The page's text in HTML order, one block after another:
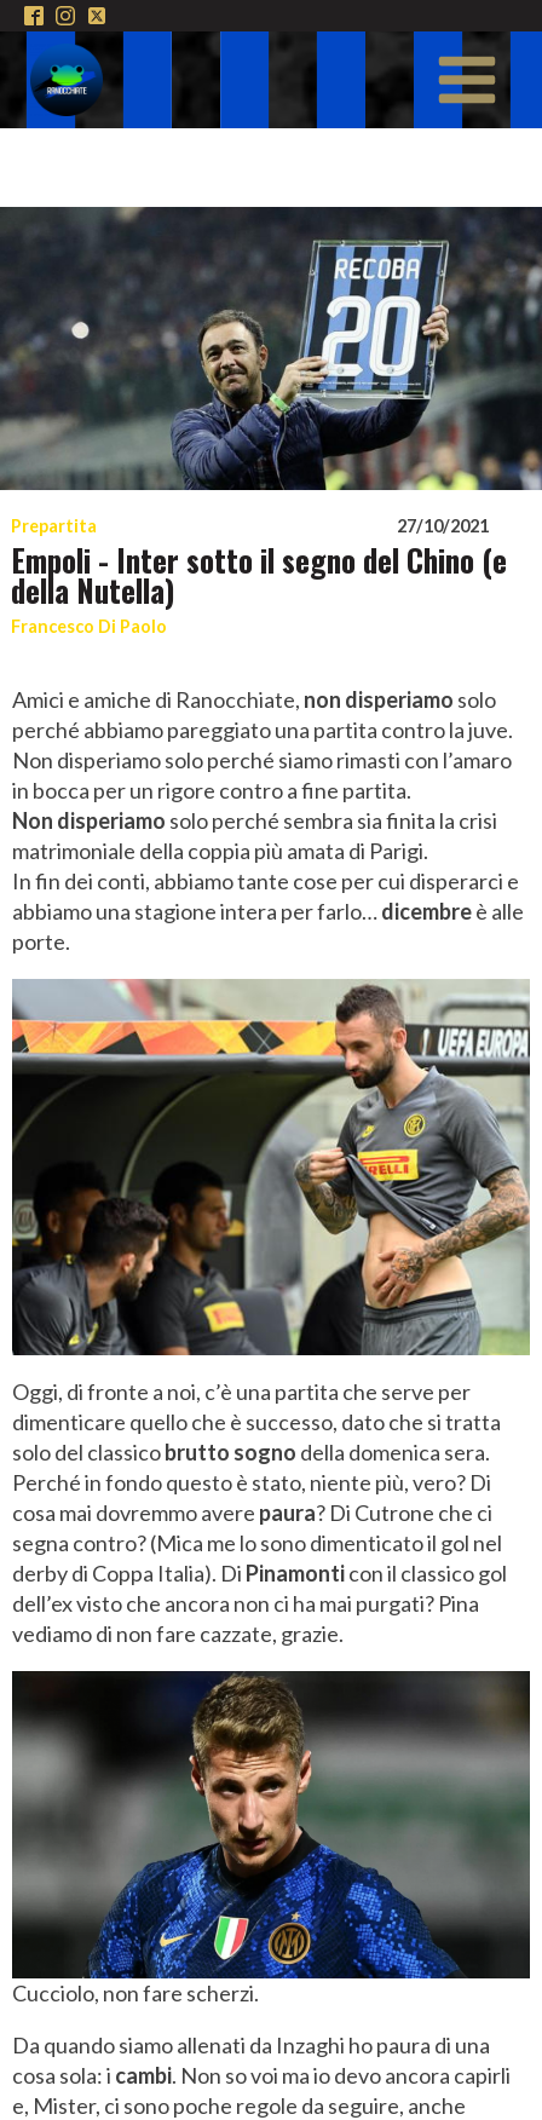
Prepartita 27/10/2021
Empoli - Inter sotto il segno del Chino (e
della Nutella)
Francesco Di Paolo
Amici e amiche di Ranocchiate, non disperiamo solo
perché abbiamo pareggiato una partita contro la juve.
Non disperiamo solo perché siamo rimasti con l’amaro
in bocca per un rigore contro a fine partita.
Non disperiamo solo perché sembra sia finita la crisi
matrimoniale della coppia più amata di Parigi.
In fin dei conti, abbiamo tante cose per cui disperarci e
abbiamo una stagione intera per farlo…dicembreè alle
porte.
Oggi, di fronte a noi, c’è una partita che serve per
dimenticare quello che è successo, dato che si tratta
solo del classicobrutto sogno della domenica sera.
Perché in fondo questo è stato, niente più, vero? Di
cosa mai dovremmo avere paura? Di Cutrone che ci
segna contro? (Mica me lo sono dimenticato il gol nel
derby di Coppa Italia). Di Pinamonticon il classico gol
dell’ex visto che ancora non ci ha mai purgati? Pina
vediamo di non fare cazzate, grazie.
Cucciolo, non fare scherzi.
Da quando siamo allenati da Inzaghi ho paura di una
cosa sola: i cambi. Non so voi ma io devo ancora capirli
e, Mister, ci sono poche regole da seguire, anche